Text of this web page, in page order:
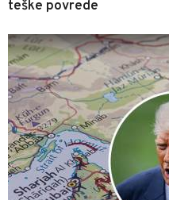
teške povrede